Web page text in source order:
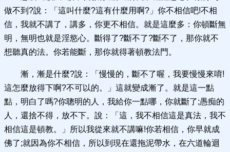
做不到?說：「這叫什麼?這有什麼用啊?」你不相信吧!不相
信，我就不講了，講多，你更不相信。就是這麼多：你頓斷無
明，無明也就是淫慾心。斷得了?斷不了?斷不了，那你就不
想聽真的法。你若能斷，那你就得著頓教法門。
漸，漸是什麼?說：「慢慢的，斷不了喔，我要慢慢來唷!
這怎麼放得下啊?不可以的。」這就變成漸了。就是這一點
點，明白了嗎?你聰明的人，我給你一點哪，你就斷了;愚痴的
人，還捨不得，放不下。說：「這，我不相信這是真法，我不
相信這是頓教。」所以我從來就不講嘛!你若相信，你早就成
佛了;就因為你不相信，所以到現在還拖泥帶水，在六道輪迴